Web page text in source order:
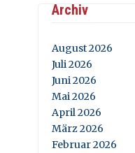
Archiv
August 2026
Juli 2026
Juni 2026
Mai 2026
April 2026
März 2026
Februar 2026